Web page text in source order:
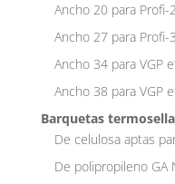
Ancho 20 para Profi-
Ancho 27 para Profi-
Ancho 34 para VGP
Ancho 38 para VGP
Barquetas
De celulosa aptas
De polipropileno GA